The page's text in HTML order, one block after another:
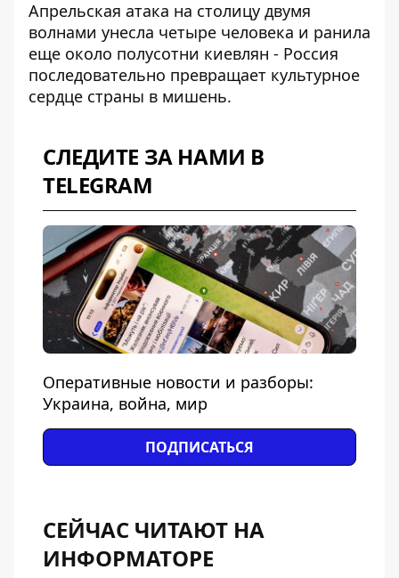
Апрельская атака на столицу двумя
волнами унесла четыре человека и ранила
еще около полусотни киевлян - Россия
последовательно превращает культурное
сердце страны в мишень.
СЛЕДИТЕ ЗА НАМИ В
TELEGRAM
Оперативные новости и разборы:
Украина, война, мир
ПОДПИСАТЬСЯ
СЕЙЧАС ЧИТАЮТ НА
ИНФОРМАТОРЕ